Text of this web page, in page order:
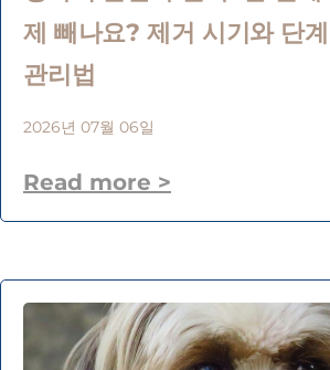
제 빼나요? 제거 시기와 단
관리법
2026년 07월 06일
Read more >